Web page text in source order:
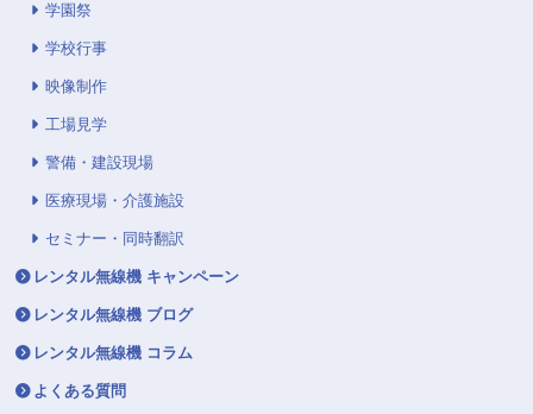
学園祭
学校行事
映像制作
工場見学
警備・建設現場
医療現場・介護施設
セミナー・同時翻訳
レンタル無線機 キャンペーン
レンタル無線機 ブログ
レンタル無線機 コラム
よくある質問